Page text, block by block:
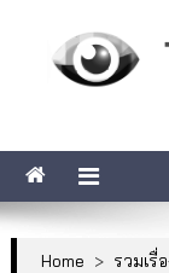
Home > รวมเรื่